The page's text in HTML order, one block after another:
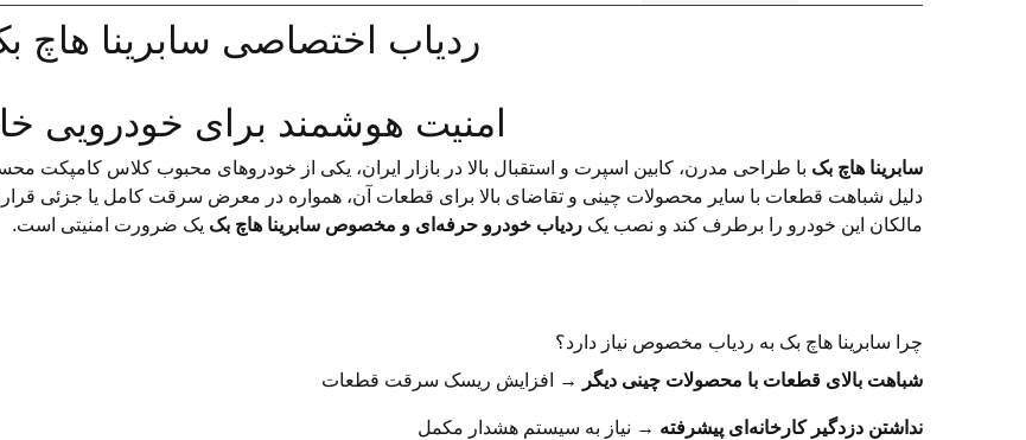
ردیاب اختصاصی سابرینا هاچ
امنیت هوشمند برای خودرویی
سابرینا هاچ بک با طراحی مدرن، کابین اسپرت و استقبال بالا در بازار ایران، یکی از خودروهای محبوب کلاس کامپکت
دلیل شباهت قطعات با سایر محصولات چینی و تقاضای بالا برای قطعات آن، همواره در معرض سرقت کامل یا جزئی
مالکان این خودرو را برطرف کند و نصب یک ردیاب خودرو حرفه‌ای و مخصوص سابرینا هاچ بک یک ضرورت امنیتی است.
چرا سابرینا هاچ بک به ردیاب مخصوص نیاز دارد؟
شباهت بالای قطعات با محصولات چینی دیگر
→ افزایش ریسک سرقت قطعات
نداشتن دزدگیر کارخانه‌ای پیشرفته → نیاز به سیستم هشدار مکمل